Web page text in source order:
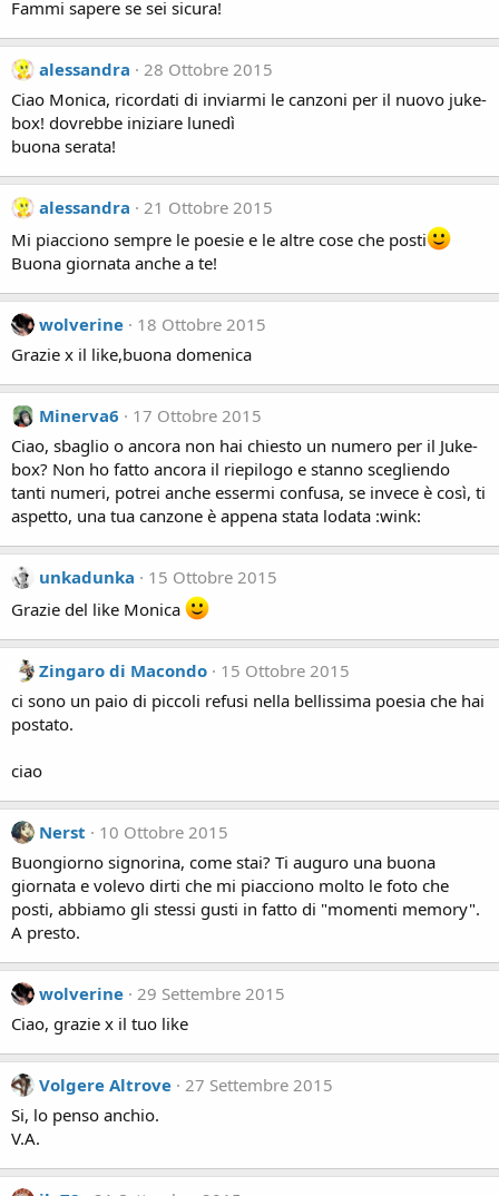
Fammi sapere se sei sicura!
alessandra
28 Ottobre 2015
Ciao Monica, ricordati di inviarmi le canzoni per il nuovo juke-
box! dovrebbe iniziare lunedì
buona serata!
alessandra
21 Ottobre 2015
Mi piacciono sempre le poesie e le altre cose che posti
Buona giornata anche a te!
wolverine
18 Ottobre 2015
Grazie x il like,buona domenica
Minerva6
17 Ottobre 2015
Ciao, sbaglio o ancora non hai chiesto un numero per il Juke-
box? Non ho fatto ancora il riepilogo e stanno scegliendo
tanti numeri, potrei anche essermi confusa, se invece è così, ti
aspetto, una tua canzone è appena stata lodata :wink:
unkadunka
15 Ottobre 2015
Grazie del like Monica
Zingaro di Macondo
15 Ottobre 2015
ci sono un paio di piccoli refusi nella bellissima poesia che hai
postato.
ciao
Nerst
10 Ottobre 2015
Buongiorno signorina, come stai? Ti auguro una buona
giornata e volevo dirti che mi piacciono molto le foto che
posti, abbiamo gli stessi gusti in fatto di "momenti memory".
A presto.
wolverine 29 Settembre 2015
Ciao, grazie x il tuo like
Volgere Altrove 27 Settembre 2015
Si, lo penso anchio.
V.A.